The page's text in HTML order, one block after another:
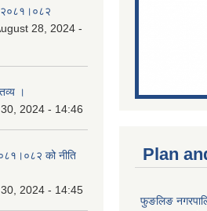
28, 2024 -
।
2024 - 14:46
को नीति
2024 - 14:45
Plan
फुङलिङ